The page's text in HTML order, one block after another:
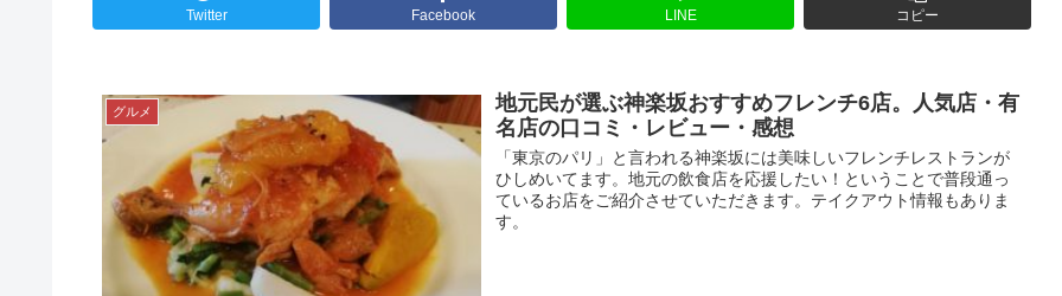
Twitter Facebook LINE コピー
グルメ
地元民が選ぶ神楽坂おすすめフレンチ6店。人気店・有
名店の口コミ・レビュー・感想
「東京のパリ」と言われる神楽坂には美味しいフレンチレストランが
ひしめいてます。地元の飲食店を応援したい！ということで普段通っ
ているお店をご紹介させていただきます。テイクアウト情報もありま
す。